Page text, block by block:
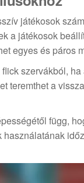
játékosok
a játékosok
egyes és páros
szervákból,
teremthet a
függ,